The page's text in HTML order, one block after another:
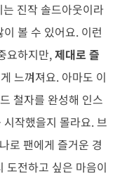
진작 솔드아웃이라
볼 수 있어요. 이런
요하지만,제대로 즐
느껴져요. 아마도 이
철자를 완성해 인스
작했을지 몰라요. 브
로 팬에게 즐거운 경
도전하고 싶은 마음이